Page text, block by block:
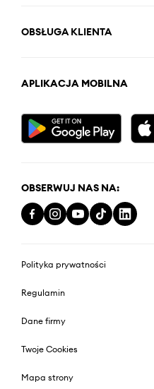
OBSŁUGA KLIENTA
APLIKACJA MOBILNA
OBSERWUJ NAS NA:
Polityka prywatności
Regulamin
Dane firmy
Twoje Cookies
Mapa strony